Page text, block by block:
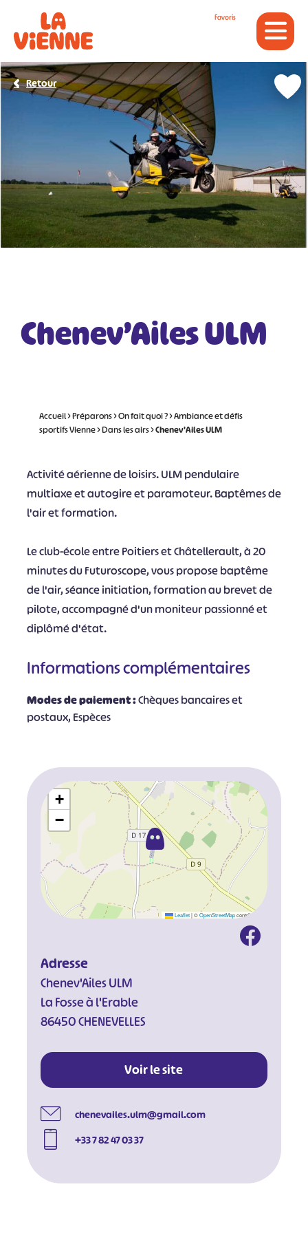
Favoris
Chenev’Ailes ULM
Retour
Accueil>Préparons>On fait quoi ?>Ambiance et défis
sportifs Vienne>Dans les airs>Chenev’Ailes ULM
Activité aérienne de loisirs. ULM pendulaire
multiaxe et autogire et paramoteur. Baptêmes de
l'air et formation.
Le club-école entre Poitiers et Châtellerault, à 20
minutes du Futuroscope, vous propose baptême
de l'air, séance initiation, formation au brevet de
pilote, accompagné d'un moniteur passionné et
diplômé d'état.
Informations complémentaires
Modes de paiement :Chèques bancaires et
postaux, Espèces
+
−
Leaflet |©OpenStreetMapcontributors
Adresse
Chenev'Ailes ULM
La Fosse à l'Erable
86450 CHENEVELLES
Voir le site
chenevailes.ulm@gmail.com
+33 7 82 47 03 37